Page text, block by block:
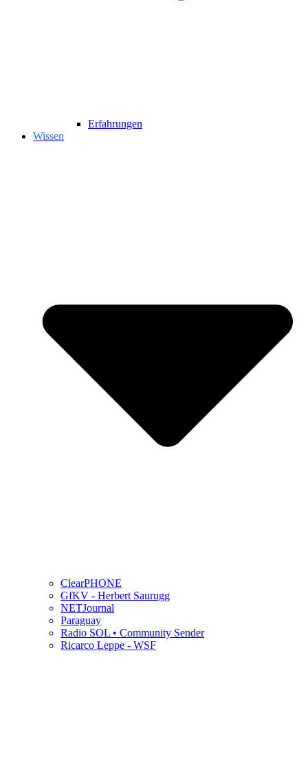
Erfahrungen
Wissen
ClearPHONE
GfKV - Herbert Saurugg
NETJournal
Paraguay
Radio SOL • Community Sender
Ricarco Leppe - WSF